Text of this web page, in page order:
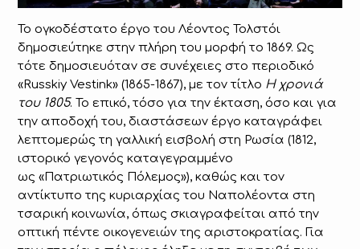
Το ογκοδέστατο έργο του Λέοντος Τολστόι
δημοσιεύτηκε στην πλήρη του μορφή το 1869. Ως
τότε δημοσιευόταν σε συνέχειες στο περιοδικό
«Russkiy Vestink» (1865-1867), με τον τίτλο Η χρονιά
του 1805. Το επικό, τόσο για την έκταση, όσο και για
την αποδοχή του, διαστάσεων έργο καταγράφει
λεπτομερώς τη γαλλική εισβολή στη Ρωσία (1812,
ιστορικό γεγονός καταγεγραμμένο
ως «Πατριωτικός Πόλεμος»), καθώς και τον
αντίκτυπο της κυριαρχίας του Ναπολέοντα στη
τσαρική κοινωνία, όπως σκιαγραφείται από την
οπτική πέντε οικογενειών της αριστοκρατίας. Για